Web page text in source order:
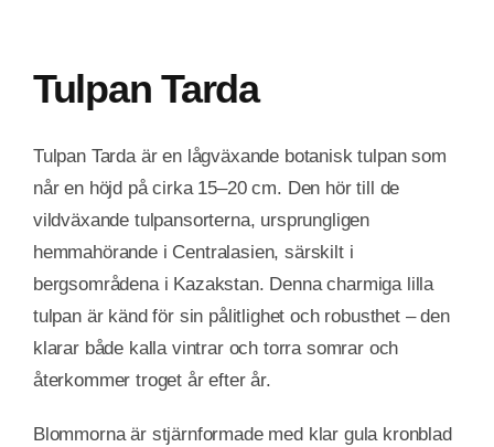
Tulpan Tarda
Tulpan Tarda är en lågväxande botanisk tulpan som
når en höjd på cirka 15–20 cm. Den hör till de
vildväxande tulpansorterna, ursprungligen
hemmahörande i Centralasien, särskilt i
bergsområdena i Kazakstan. Denna charmiga lilla
tulpan är känd för sin pålitlighet och robusthet – den
klarar både kalla vintrar och torra somrar och
återkommer troget år efter år.
Blommorna är stjärnformade med klar gula kronblad